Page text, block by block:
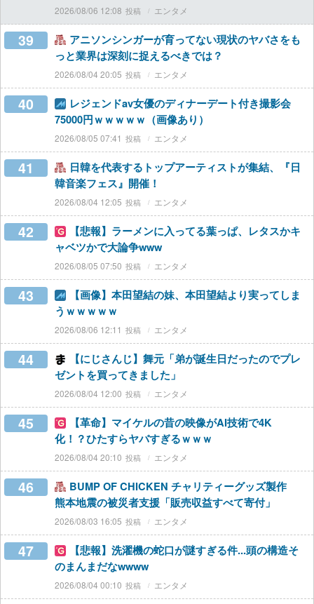
2026/08/06 12:08 エンタメ
39
アニソンシンガーが育ってない現状のヤバさをも
っと業界は深刻に捉えるべきでは？
2026/08/04 20:05 エンタメ
40
レジェンドav女優のディナーデート付き撮影会
75000円ｗｗｗｗｗ（画像あり）
2026/08/05 07:41 エンタメ
41
日韓を代表するトップアーティストが集結、『日
韓音楽フェス』開催！
2026/08/04 12:05 エンタメ
42
【悲報】ラーメンに入ってる葉っぱ、レタスかキ
ャベツかで大論争www
2026/08/05 07:50 エンタメ
43
【画像】本田望結の妹、本田望結より実ってしま
うｗｗｗｗｗ
2026/08/06 12:11 エンタメ
44
【にじさんじ】舞元「弟が誕生日だったのでプレ
ゼントを買ってきました」
2026/08/04 12:00 エンタメ
45
【革命】マイケルの昔の映像がAI技術で4K
化！？ひたすらヤバすぎるｗｗｗ
2026/08/04 20:10 エンタメ
46
BUMP OF CHICKEN チャリティーグッズ製作
熊本地震の被災者支援「販売収益すべて寄付」
2026/08/03 16:05 エンタメ
47
【悲報】洗濯機の蛇口が謎すぎる件...頭の構造そ
のまんまだなwwww
2026/08/04 00:10 エンタメ